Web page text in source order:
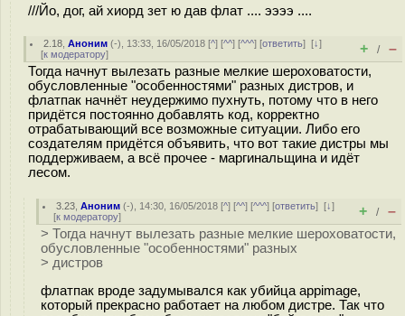
///Йо, дог, ай хиорд зет ю дав флат .... ээээ ....
2.18 ,Аноним (-), 13:33, 16/05/2018 [^] [^^] [^^^] [ответить][↓]
[к модератору] + / –
Тогда начнут вылезать разные мелкие шероховатости,
обусловленные "особенностями" разных дистров, и
флатпак начнёт неудержимо пухнуть, потому что в него
придётся постоянно добавлять код, корректно
отрабатывающий все возможные ситуации. Либо его
создателям придётся объявить, что вот такие дистры мы
поддерживаем, а всё прочее - маргинальщина и идёт
лесом.
3.23 ,Аноним (-), 14:30, 16/05/2018 [^] [^^] [^^^] [ответить][↓]
[к модератору] + / –
> Тогда начнут вылезать разные мелкие шероховатости,
обусловленные "особенностями" разных
> дистров
флатпак вроде задумывался как убийца appimage,
который прекрасно работает на любом дистре. Так что